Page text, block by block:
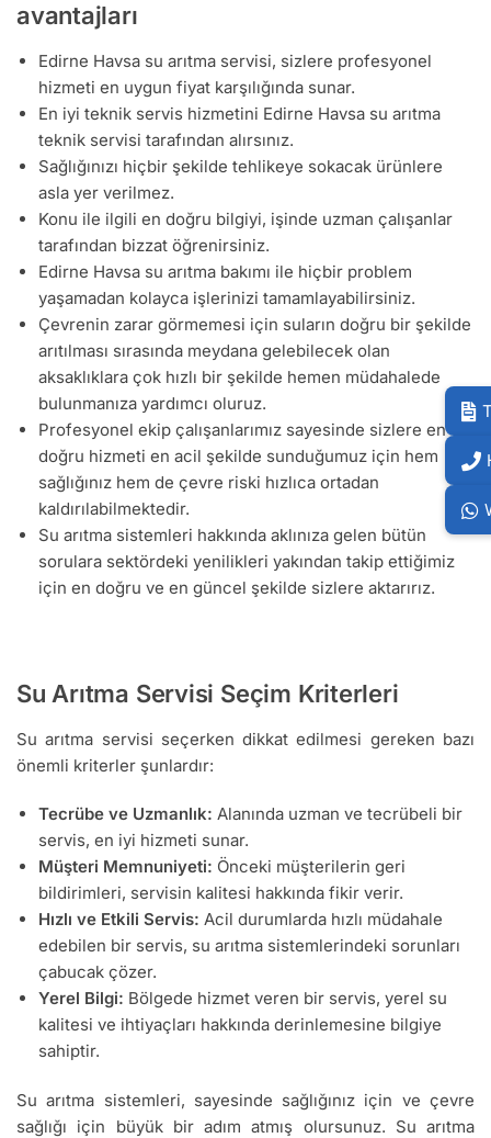
avantajları
Edirne Havsa su arıtma servisi, sizlere profesyonel
hizmeti en uygun fiyat karşılığında sunar.
En iyi teknik servis hizmetini Edirne Havsa su arıtma
teknik servisi tarafından alırsınız.
Sağlığınızı hiçbir şekilde tehlikeye sokacak ürünlere
asla yer verilmez.
Konu ile ilgili en doğru bilgiyi, işinde uzman çalışanlar
tarafından bizzat öğrenirsiniz.
Edirne Havsa su arıtma bakımı ile hiçbir problem
yaşamadan kolayca işlerinizi tamamlayabilirsiniz.
Çevrenin zarar görmemesi için suların doğru bir şekilde
arıtılması sırasında meydana gelebilecek olan
aksaklıklara çok hızlı bir şekilde hemen müdahalede
bulunmanıza yardımcı oluruz.
Profesyonel ekip çalışanlarımız sayesinde sizlere en
doğru hizmeti en acil şekilde sunduğumuz için hem
sağlığınız hem de çevre riski hızlıca ortadan
kaldırılabilmektedir.
Su arıtma sistemleri hakkında aklınıza gelen bütün
sorulara sektördeki yenilikleri yakından takip ettiğimiz
için en doğru ve en güncel şekilde sizlere aktarırız.
Su Arıtma Servisi Seçim Kriterleri
Su arıtma servisi seçerken dikkat edilmesi gereken bazı
önemli kriterler şunlardır:
Tecrübe ve Uzmanlık: Alanında uzman ve tecrübeli bir
servis, en iyi hizmeti sunar.
Müşteri Memnuniyeti: Önceki müşterilerin geri
bildirimleri, servisin kalitesi hakkında fikir verir.
Hızlı ve Etkili Servis: Acil durumlarda hızlı müdahale
edebilen bir servis, su arıtma sistemlerindeki sorunları
çabucak çözer.
Yerel Bilgi: Bölgede hizmet veren bir servis, yerel su
kalitesi ve ihtiyaçları hakkında derinlemesine bilgiye
sahiptir.
Su arıtma sistemleri, sayesinde sağlığınız için ve çevre
sağlığı için büyük bir adım atmış olursunuz. Su arıtma